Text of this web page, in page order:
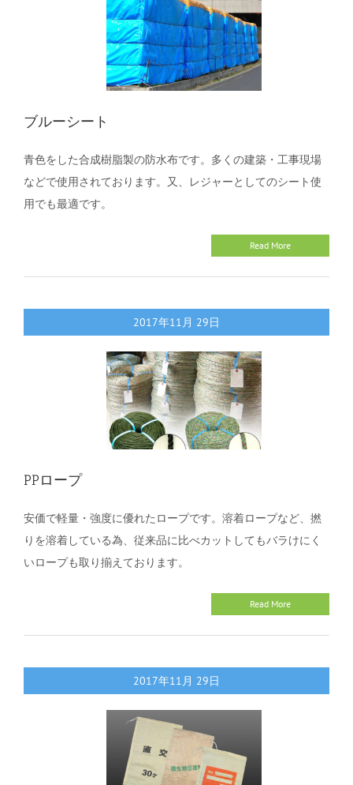
ブルーシート
青色をした合成樹脂製の防水布です。多くの建築・工事現場
などで使用されております。又、レジャーとしてのシート使
用でも最適です。
Read More
2017年11月 29日
PPロープ
安価で軽量・強度に優れたロープです。溶着ロープなど、撚
りを溶着している為、従来品に比べカットしてもバラけにく
いロープも取り揃えております。
Read More
2017年11月 29日